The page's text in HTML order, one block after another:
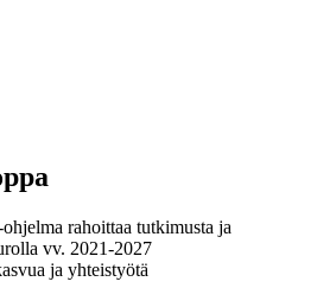
rahoittaa tutkimusta ja
vv. 2021-2027
ja yhteistyötä